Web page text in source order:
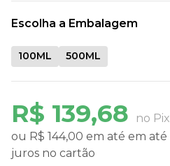
R$ 139,68
no Pix
ou R$ 144,00 em até em até
juros no cartão
Escolha a Embalagem
100ML 500ML